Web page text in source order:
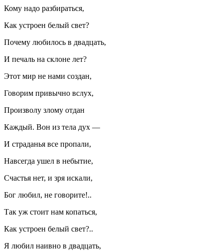
Кому надо разбираться,
Как устроен белый свет?
Почему любилось в двадцать,
И печаль на склоне лет?
Этот мир не нами создан,
Говорим привычно вслух,
Произволу злому отдан
Каждый. Вон из тела дух —
И страданья все пропали,
Навсегда ушел в небытие,
Счастья нет, и зря искали,
Бог любил, не говорите!..
Так уж стоит нам копаться,
Как устроен белый свет?..
Я любил наивно в двадцать,